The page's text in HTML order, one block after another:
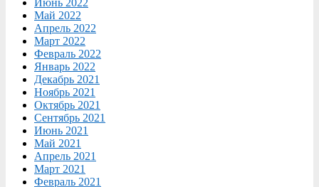
Май 2022
Апрель 2022
Март 2022
Февраль 2022
Январь 2022
Декабрь 2021
Ноябрь 2021
Октябрь 2021
Сентябрь 2021
Июнь 2021
Май 2021
Апрель 2021
Март 2021
Февраль 2021